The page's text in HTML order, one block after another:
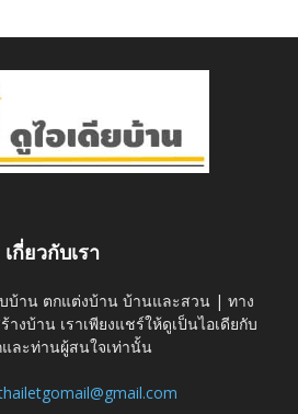
เกี่ยวกับเรา
บ้าน ตกแต่งบ้าน บ้านและสวน | ทาง
างบ้าน เราเพียงแชร์ให้ดูเป็นไอเดียกับ
ละท่านผู้สนใจเท่านั้น